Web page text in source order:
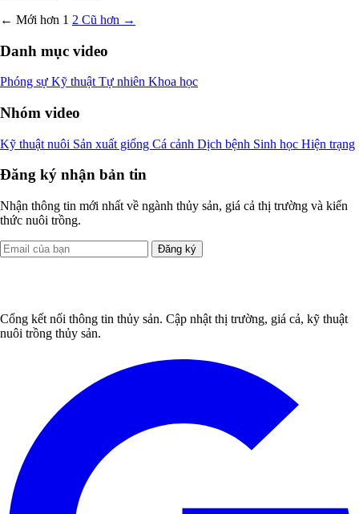
← Mới hơn 1 2 Cũ hơn →
Danh mục video
Phóng sự Kỹ thuật Tự nhiên Khoa học
Nhóm video
Kỹ thuật nuôi Sản xuất giống Cá cảnh Dịch bệnh Sinh học Hiện trạng
Đăng ký nhận bản tin
Nhận thông tin mới nhất về ngành thủy sản, giá cả thị trường và kiến
thức nuôi trồng.
Đăng ký
Cổng kết nối thông tin thủy sản. Cập nhật thị trường, giá cả, kỹ thuật
nuôi trồng thủy sản.